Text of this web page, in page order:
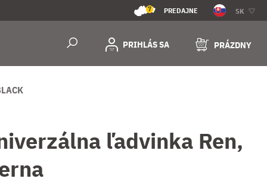
7 PREDAJNE SK
PRIHLÁS SA PRÁZDNY
ľadvinka Ren,